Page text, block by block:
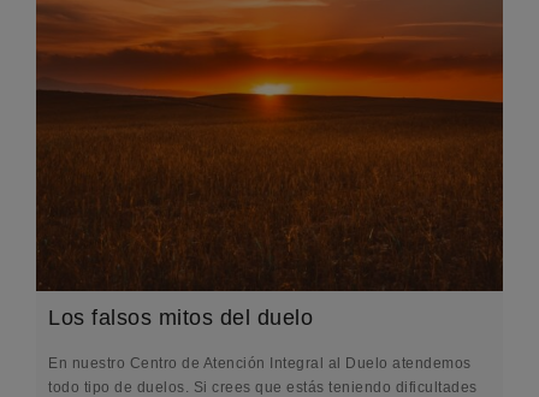
Los falsos mitos del duelo
En nuestro Centro de Atención Integral al Duelo atendemos
todo tipo de duelos. Si crees que estás teniendo dificultades